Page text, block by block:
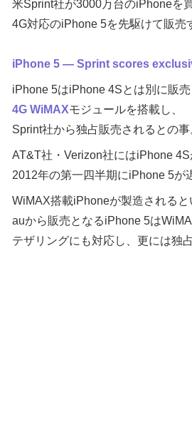
米Sprint社が3000万台のiPhoneを
4G対応のiPhone 5を先駆けて販売
iPhone 5 — Sprint scores
iPhone 5はiPhone 4Sとは別に販売
4G WiMAXモジュールを搭載し、
Sprint社から独占販売されるとの事
AT&T社・Verizon社にはiPhone 4S
2012年の第一四半期にiPhone 5が
WiMAX搭載iPhoneが製造されると
auから販売となるiPhone 5は
テザリングにも対応し、更には独